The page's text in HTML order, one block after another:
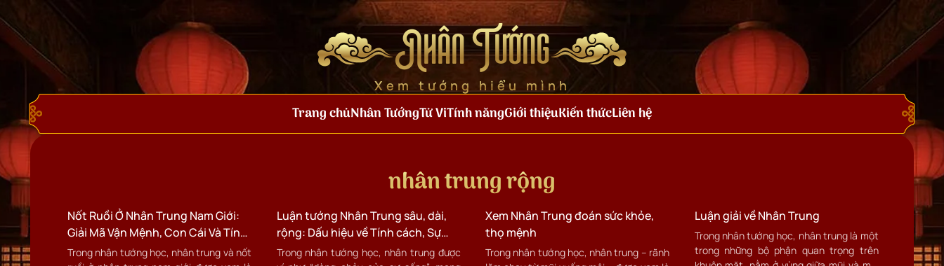
Nhân Tướng
Xem tướng hiểu mình
Trang chủNhân TướngTử ViTính năngGiới thiệuKiến thứcLiên hệ
nhân trung rộng
Nốt Ruồi Ở Nhân Trung Nam Giới:
Giải Mã Vận Mệnh, Con Cái Và Tính
Cách Theo Nhân Tướng Học
Trong nhân tướng học, nhân trung và nốt
Luận tướng Nhân Trung sâu, dài,
rộng: Dấu hiệu về Tính cách, Sự
nghiệp và Cuộc đời
Trong nhân tướng học, nhân trung được
Xem Nhân Trung đoán sức khỏe,
thọ mệnh
Trong nhân tướng học, nhân trung – rãnh
Luận giải về Nhân Trung
Trong nhân tướng học, nhân trung là một
trong những bộ phận quan trọng trên